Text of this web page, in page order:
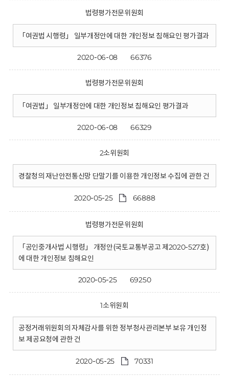
법령평가전문위원회
「여권법 시행령」 일부개정안에 대한 개인정보 침해요인 평가결과
2020-06-08 66376
법령평가전문위원회
「여권법」 일부개정안에 대한 개인정보 침해요인 평가결과
2020-06-08 66329
2소위원회
경찰청의 재난안전통신망 단말기를 이용한 개인정보 수집에 관한 건
2020-05-25 66888
법령평가전문위원회
「공인중개사법 시행령」 개정안(국토교통부공고 제2020-527호)
에 대한 개인정보 침해요인
2020-05-25 69250
1소위원회
공정거래위원회의 자체감사를 위한 정부청사관리본부 보유 개인정
보 제공요청에 관한 건
2020-05-25 70331